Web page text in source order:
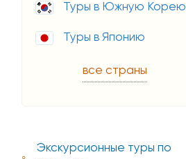
Туры в Южную Корею
Туры в Японию
все страны
Экскурсионные туры по